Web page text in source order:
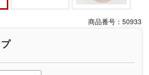
商品番号：50933